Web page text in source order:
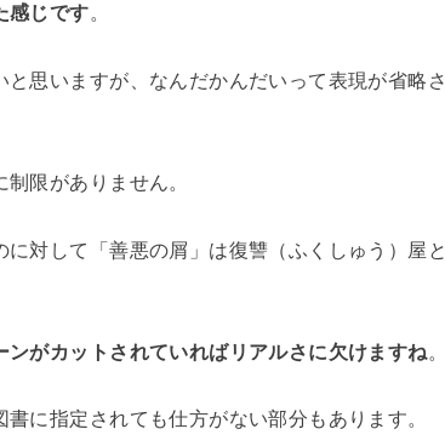
感じです。
思いますが、なんだかんだいって表現が省略さ
限がありません。
対して「善悪の屑」は復讐（ふくしゅう）屋と
がカットされていればリアルさに欠けますね。
に指定されても仕方がない部分もあります。